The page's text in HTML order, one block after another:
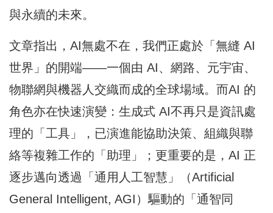
與永續的未來。
文章指出，AI無處不在，我們正處於「無縫 AI
世界」的開端——一個由 AI、網路、元宇宙、
物聯網與機器人交織而成的全球場域。而AI 的
角色亦在快速演變：生成式 AI不再只是資訊處
理的「工具」，已演進能協助決策、組織與聯
絡等複雜工作的「助理」；更重要的是，AI 正
逐步邁向透過「通用人工智慧」（Artificial
General Intelligent, AGI）驅動的「通智同